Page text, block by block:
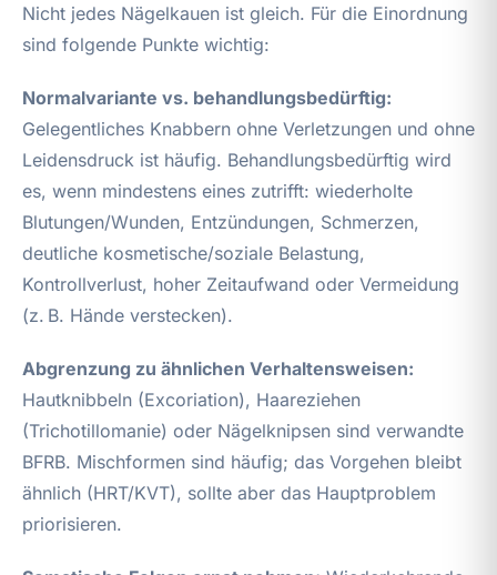
Nicht jedes Nägelkauen ist gleich. Für die Einordnung
sind folgende Punkte wichtig:
Normalvariante vs. behandlungsbedürftig:
Gelegentliches Knabbern ohne Verletzungen und ohne
Leidensdruck ist häufig. Behandlungsbedürftig wird
es, wenn mindestens eines zutrifft: wiederholte
Blutungen/Wunden, Entzündungen, Schmerzen,
deutliche kosmetische/soziale Belastung,
Kontrollverlust, hoher Zeitaufwand oder Vermeidung
(z. B. Hände verstecken).
Abgrenzung zu ähnlichen Verhaltensweisen:
Hautknibbeln (Excoriation), Haareziehen
(Trichotillomanie) oder Nägelknipsen sind verwandte
BFRB. Mischformen sind häufig; das Vorgehen bleibt
ähnlich (HRT/KVT), sollte aber das Hauptproblem
priorisieren.